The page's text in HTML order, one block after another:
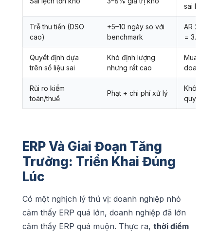
sai lệch/
Trễ thu tiền (DSO
cao)
+5–10 ngày so với
benchmark
AR 2 tỷ ×
= 3.8
Quyết định dựa
trên số liệu sai
Khó định lượng
nhưng rất cao
Mua thừa
doanh
Rủi ro kiểm
toán/thuế
Phạt + chi phí xử lý
Không có
quyết
ERP Và Giai Đoạn Tăng
Trưởng: Triển Khai Đúng
Lúc
Có một nghịch lý thú vị: doanh nghiệp nhỏ
cảm thấy ERP quá lớn, doanh nghiệp đã lớn
cảm thấy ERP quá muộn. Thực ra, thời điểm